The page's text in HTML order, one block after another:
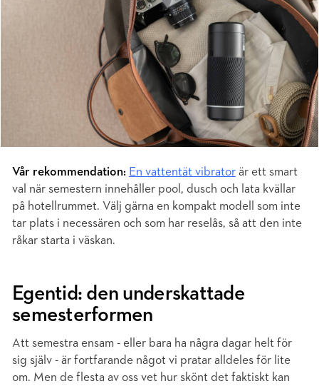
Vår rekommendation: En vattentät vibrator är ett smart
val när semestern innehåller pool, dusch och lata kvällar
på hotellrummet. Välj gärna en kompakt modell som inte
tar plats i necessären och som har reselås, så att den inte
råkar starta i väskan.
Egentid: den underskattade
semesterformen
Att semestra ensam - eller bara ha några dagar helt för
sig själv - är fortfarande något vi pratar alldeles för lite
om. Men de flesta av oss vet hur skönt det faktiskt kan